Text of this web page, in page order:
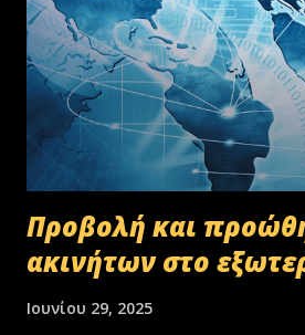
Προβολή και
ακινήτων στο
Ιουνίου 29, 2025